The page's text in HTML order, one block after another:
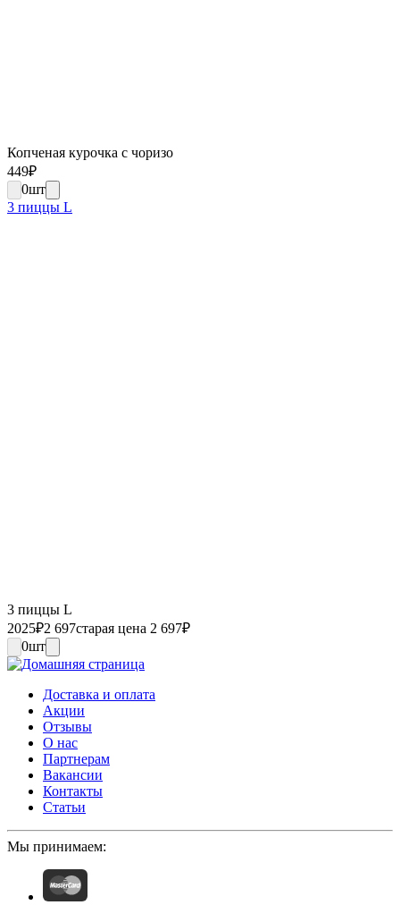
Копченая курочка с чоризо
449₽
0шт
3 пиццы L
3 пиццы L
2025₽2 697старая цена 2 697₽
0шт
Доставка и оплата
Акции
Отзывы
О нас
Партнерам
Вакансии
Контакты
Статьи
Мы принимаем: